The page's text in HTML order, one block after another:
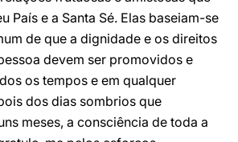
País e a Santa Sé. Elas baseiam-se
de que a dignidade e os direitos
devem ser promovidos e
os tempos e em qualquer
dos dias sombrios que
meses, a consciência de toda a